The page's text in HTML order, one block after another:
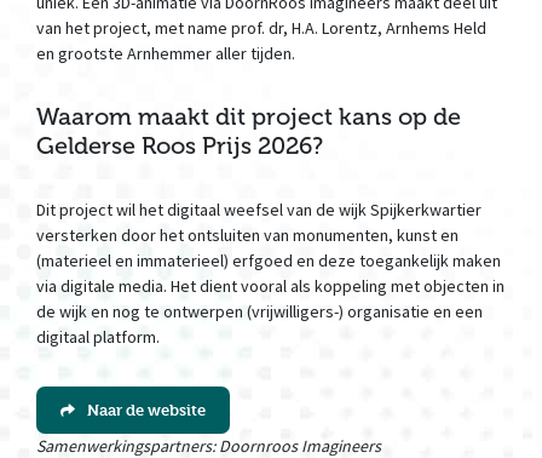
van het project, met name prof. dr, H.A. Lorentz, Arnhems Held
en grootste Arnhemmer aller tijden.
Waarom maakt dit project kans op de
Gelderse Roos Prijs 2026?
Dit project wil het digitaal weefsel van de wijk Spijkerkwartier
versterken door het ontsluiten van monumenten, kunst en
(materieel en immaterieel) erfgoed en deze toegankelijk maken
via digitale media. Het dient vooral als koppeling met objecten in
de wijk en nog te ontwerpen (vrijwilligers-) organisatie en een
digitaal platform.
Naar de website
Samenwerkingspartners: Doornroos Imagineers